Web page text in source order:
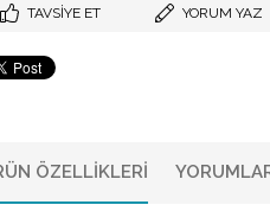
TAVSIYE ET YORUM YAZ
ÖZELLIKLERI